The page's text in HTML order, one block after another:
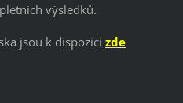
výsledků.
jsou k dispozici zde